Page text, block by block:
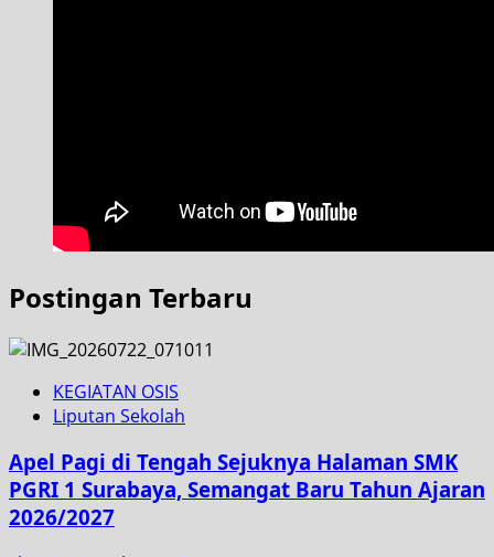
Postingan Terbaru
KEGIATAN OSIS
Liputan Sekolah
Apel Pagi di Tengah Sejuknya Halaman SMK
PGRI 1 Surabaya, Semangat Baru Tahun Ajaran
2026/2027